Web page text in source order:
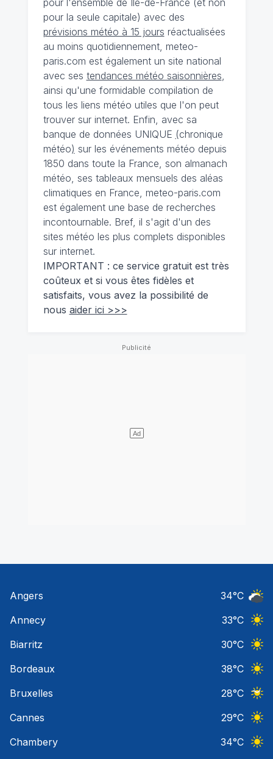
pour la seule capitale) avec des
prévisions météo à 15 jours réactualisées
au moins quotidiennement, meteo-
paris.com est également un site national
avec ses tendances météo saisonnières
ainsi qu'une formidable compilation de
tous les liens météo utiles que l'on peut
trouver sur internet. Enfin, avec sa
banque de données UNIQUE (chronique
météo) sur les événements météo depuis
1850 dans toute la France, son almanach
météo, ses tableaux mensuels des aléas
climatiques en France, meteo-paris.com
est également une base de recherches
incontournable. Bref, il s'agit d'un des
sites météo les plus complets disponibles
sur internet.
IMPORTANT : ce service gratuit est très
coûteux et si vous êtes fidèles et
satisfaits, vous avez la possibilité de
nous aider ici >>>
Angers 34°C
Annecy
33°C
Biarritz
30°C
Bordeaux
38°C
Bruxelles
28°C
Cannes
29°C
Chambery
34°C